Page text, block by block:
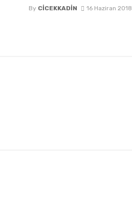
By CICEKKADIN 16 Haziran 2018